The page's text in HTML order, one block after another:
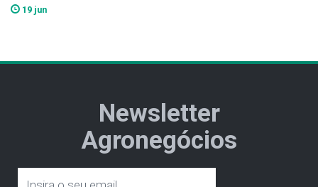
19 jun
Newsletter
Agronegócios